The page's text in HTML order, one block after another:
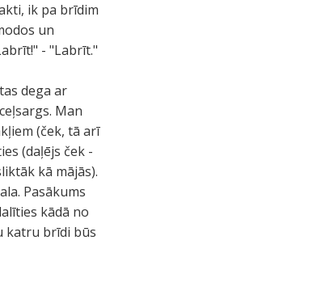
ik pa brīdim
un
- "Labrīt."
dega ar
Man
(ček, tā arī
(daļējs ček -
kā mājās).
Pasākums
kādā no
katru brīdi būs